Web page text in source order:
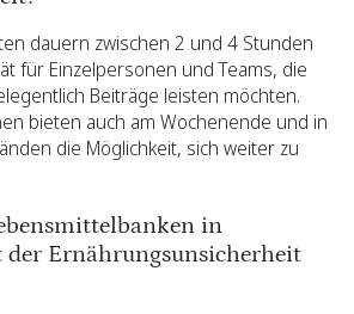
dauern zwischen 2 und 4 Stunden
für Einzelpersonen und Teams, die
Beiträge leisten möchten.
bieten auch am Wochenende und in
die Möglichkeit, sich weiter zu
in
Ernährungsunsicherheit